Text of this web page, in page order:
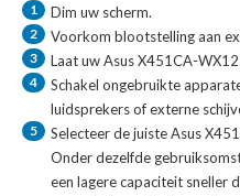
1 Dim uw scherm.
2 Voorkom blootstelling aan
3 Laat uwAsus X451CA-
4
Schakel ongebruikte
luidsprekers of externe
5 Selecteer de juisteAsus
Onder dezelfde
een lagere capaciteit sneller